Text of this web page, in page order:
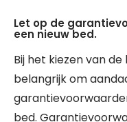
Let op de
een nieuw bed.
Bij het kiezen van
belangrijk om
bed.